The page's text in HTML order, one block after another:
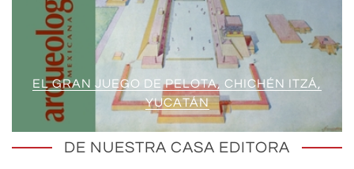
EL GRAN JUEGO DE PELOTA, CHICHÉN ITZÁ,
YUCATÁN
DE NUESTRA CASA EDITORA